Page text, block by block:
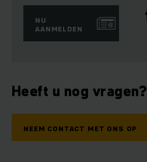
NU
AANMELDEN
Heeft u nog vragen?
NEEM CONTACT MET ONS OP